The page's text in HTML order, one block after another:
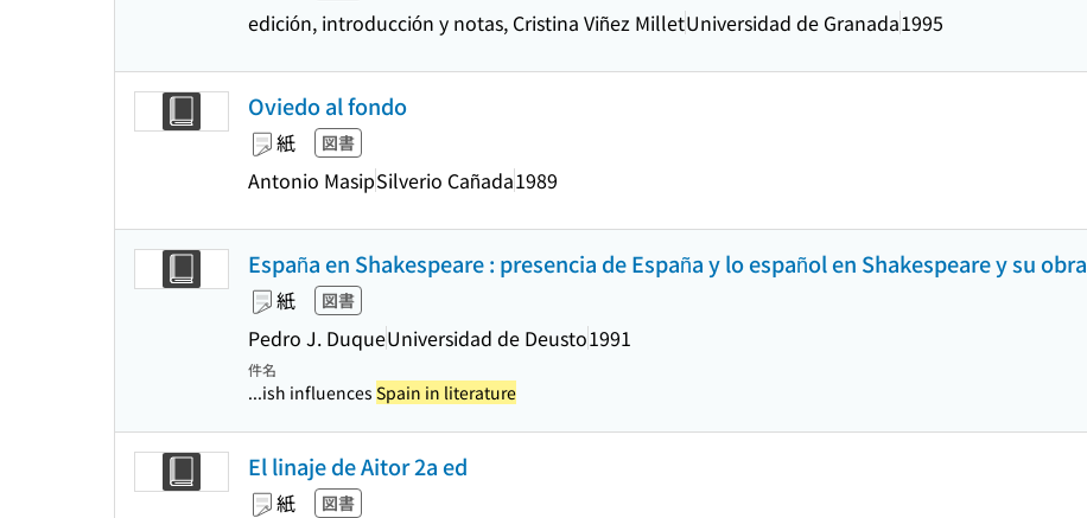
edición, introducción y notas, Cristina Viñez MilletUniversidad de Granada1995
Oviedo al fondo
紙 図書
Antonio MasipSilverio Cañada1989
España en Shakespeare : presencia de España y lo español en Shakespeare y su obra
紙 図書
Pedro J. DuqueUniversidad de Deusto1991
件名
...ish influences Spain in literature
El linaje de Aitor 2a ed
紙 図書